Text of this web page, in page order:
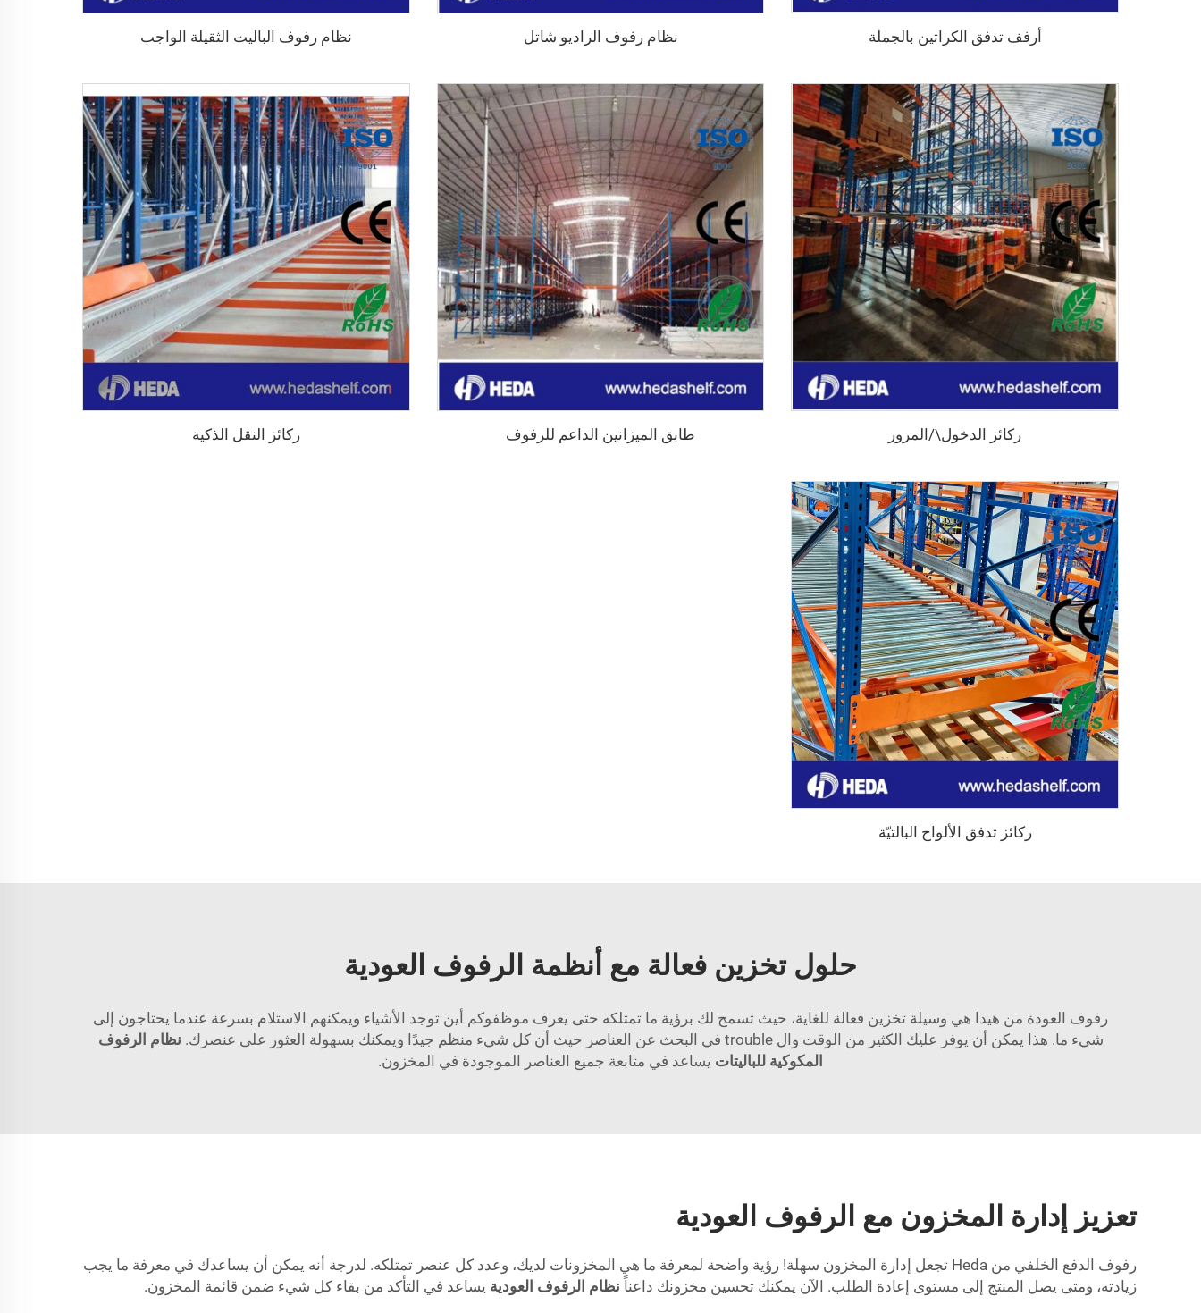
أرفف تدفق الكراتين بالجملة نظام رفوف الراديو شاتل نظام رفوف الباليت الثقيلة الواجب
ركائز الدخول\/المرور طابق الميزانين الداعم للرفوف ركائز النقل الذكية
ركائز تدفق الألواح البالتيّة
حلول تخزين فعالة مع أنظمة الرفوف العودية
رفوف العودة من هيدا هي وسيلة تخزين فعالة للغاية، حيث تسمح لك برؤية ما تمتلكه حتى يعرف موظفوكم أين توجد الأشياء ويمكنهم الاستلام بسرعة عندما يحتاجون إلى
شيء ما. هذا يمكن أن يوفر عليك الكثير من الوقت وال trouble في البحث عن العناصر حيث أن كل شيء منظم جيدًا ويمكنك بسهولة العثور على عنصرك.
نظام الرفوف
المكوكية للباليتات يساعد في متابعة جميع العناصر الموجودة في المخزون.
تعزيز إدارة المخزون مع الرفوف العودية
رفوف الدفع الخلفي من Heda تجعل إدارة المخزون سهلة! رؤية واضحة لمعرفة ما هي المخزونات لديك، وعدد كل عنصر تمتلكه. لدرجة أنه يمكن أن يساعدك في معرفة ما يجب
زيادته، ومتى يصل المنتج إلى مستوى إعادة الطلب. الآن يمكنك تحسين مخزونك داعناً نظام الرفوف العودية يساعد في التأكد من بقاء كل شيء ضمن قائمة المخزون.